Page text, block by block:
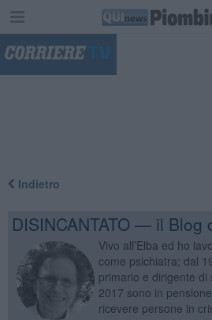
Indietro
DISINCANTATO — il Blog
Vivo all’Elba ed ho
come psichiatra; dal
primario e dirigente di
2017 sono in
ricevere persone in